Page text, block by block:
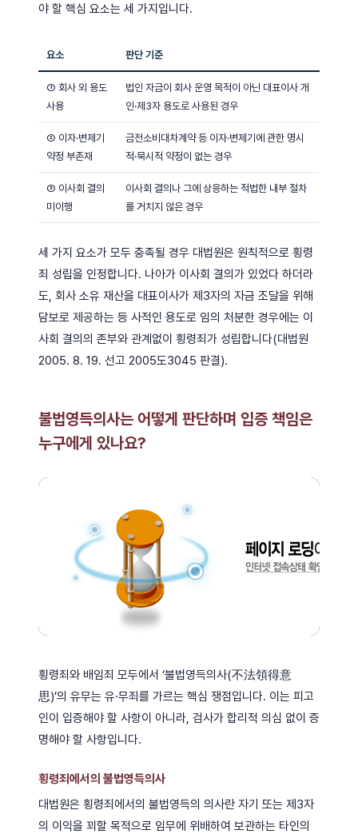
야 할 핵심 요소는 세 가지입니다.
요소 판단 기준
① 회사 외 용도
사용
법인 자금이 회사 운영 목적이 아닌 대표이사 개
인·제3자 용도로 사용된 경우
② 이자·변제기
약정 부존재
금전소비대차계약 등 이자·변제기에 관한 명시
적·묵시적 약정이 없는 경우
③ 이사회 결의
미이행
이사회 결의나 그에 상응하는 적법한 내부 절차
를 거치지 않은 경우
세 가지 요소가 모두 충족될 경우 대법원은 원칙적으로 횡령
죄 성립을 인정합니다. 나아가 이사회 결의가 있었다 하더라
도, 회사 소유 재산을 대표이사가 제3자의 자금 조달을 위해
담보로 제공하는 등 사적인 용도로 임의 처분한 경우에는 이
사회 결의의 존부와 관계없이 횡령죄가 성립합니다(대법원
2005. 8. 19. 선고 2005도3045 판결).
불법영득의사는 어떻게 판단하며 입증 책임은
누구에게 있나요?
횡령죄와 배임죄 모두에서 ‘불법영득의사(不法領得意
思)’의 유무는 유·무죄를 가르는 핵심 쟁점입니다. 이는 피고
인이 입증해야 할 사항이 아니라, 검사가 합리적 의심 없이 증
명해야 할 사항입니다.
횡령죄에서의 불법영득의사
대법원은 횡령죄에서의 불법영득의 의사란 자기 또는 제3자
의 이익을 꾀할 목적으로 임무에 위배하여 보관하는 타인의